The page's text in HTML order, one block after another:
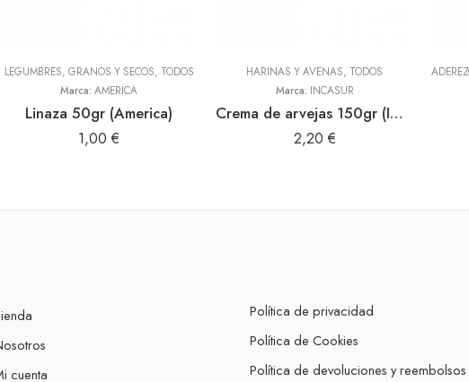
,TODOS
LEGUMBRES, GRANOS Y SECOS, TODOS
Marca: AMERICA
Linaza 50gr (America)
1,00 €
HARINAS Y AVENAS, TODOS
Marca: INCASUR
Crema de arvejas 150gr (INCASUR)
2,20 €
cuenta
Política de privacidad
Política de Cookies
Política de devoluciones y reembolsos